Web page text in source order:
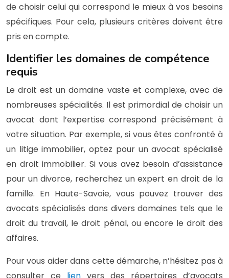
de choisir celui qui correspond le mieux à vos besoins
spécifiques. Pour cela, plusieurs critères doivent être
pris en compte.
Identifier les domaines de compétence
requis
Le droit est un domaine vaste et complexe, avec de
nombreuses spécialités. Il est primordial de choisir un
avocat dont l’expertise correspond précisément à
votre situation. Par exemple, si vous êtes confronté à
un litige immobilier, optez pour un avocat spécialisé
en droit immobilier. Si vous avez besoin d’assistance
pour un divorce, recherchez un expert en droit de la
famille. En Haute-Savoie, vous pouvez trouver des
avocats spécialisés dans divers domaines tels que le
droit du travail, le droit pénal, ou encore le droit des
affaires.
Pour vous aider dans cette démarche, n’hésitez pas à
consulter ce lien vers des répertoires d’avocats